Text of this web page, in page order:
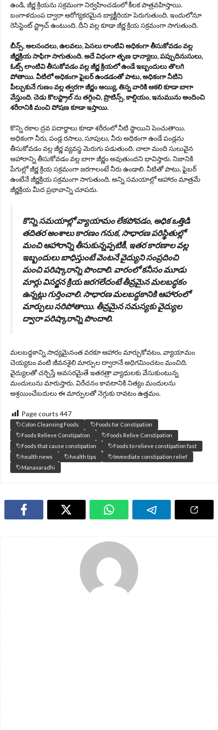
ఉండి, జీర్ణ క్రియను సక్రమంగా నిర్వహించడంలో కీలక పాత్రవహిస్తాయి.
బంగాళదుంప ద్వారా ఆరోగ్యకరమైన బ్యాక్టీరియా పెరుగుతుంది. ఇందులోనూ
రెసిస్టెంట్ స్ట్రాచ్ ఉంటుంది. దీని వల్ల కూడా జీర్ణ క్రియ సక్రమంగా సాగుతుంది.
బీన్స్, అలసందలు, ఉలవలు, పెసలు లాంటివి అధికంగా తీసుకోవడం వల్ల
జీర్ణక్రియ సాఫిగా సాగుతుంది. అదే విధంగా తృణ ధాన్యాలు, పప్పుదినుసులు,
ఓట్స్ లాంటివి తీసుకోవడం వల్ల జీర్ణ క్రియలో ఉండే ఇబ్బందులు తొలగి
పోతాయి. వీటిలో అధికంగా ఫైబర్ ఉండడంతో పాటు, అధికంగా నీటిని
పీల్చుకునే గుణం వల్ల త్వరగా జీర్ణం అయ్యి, తిన్న వారికి ఆకలి కూడా బాగా
వేస్తుంది. చెడు కొలస్ట్రాల్ ను తగ్గించి, ప్రొటిన్స్, కాల్షియం, ఇనుమును అందించి
శరీరానికి మంచి పోషణ కూడా ఇస్తాయి.
కొన్ని రకాల ద్రవ పదార్థాలు కూడా శరీరంలో నీటి స్థాయిని పెంచుతాయి.
అధికంగా నీరు, పండ్ల రసాలు, సూపులు, నీరు అధికంగా ఉండే పండ్లను
తీసుకోవడం వల్ల జీర్ణ వ్యవస్థ మెరుగు పడుతుంది. చాలా మంది సులువైన
ఆహారాన్ని తీసుకోవడం వల్ల బాగా జీర్ణం అవుతుందని భావిస్తారు. నిజానికి
పేగుల్లో జీర్ణ క్రియ సక్రమంగా జరగాలంటే నీరు ఉండాలి. నీటితో పాటు, ఫైబర్
ఉంటేనే జీర్ణక్రియ సక్రమంగా సాగుతుంది. అన్ని సమయాల్లో ఆహారం మాత్రమే
జీర్ణక్రియ మీద ప్రభావాన్ని చూపదు.
కొన్ని సమయాల్లో వ్యాయామం లేకపోవడం, అధిక ఒత్తిడి
తదితర అంశాలు కారణం గనుక, సాధారణ పరిస్థితుల్లో
మంచి ఆహారాన్ని తీసుకున్నప్పటికీ, ఇతర కారణాల వల్ల
ఇబ్బందులు బాధిస్తుంటే వెంటనే వైద్యుని సంప్రదించి
మంచి పరిష్కారాన్ని పొందాలి. వారంలో కనీసం మూడు
మార్లు విసర్జన క్రియ జరగలేదంటే తీవ్రమైన మలబద్ధకం
ఉన్నట్లు గుర్తించాలి. సాధారణ మలబద్ధకానికి ఆహారంలో
మార్పులు సరిపోతాయి. తీవ్రమైన సమస్యకు వైద్యుల
ద్వారా పరిష్కారాన్ని పొందాలి.
మలబద్ధకాన్ని సాధ్యమైనంత వరకూ ఆహారం మార్చుకోవటం, వ్యాయామం
చెయ్యటం వంటి జీవనశైలి మార్పుల ద్వారానే అధిగమించటం మంచిది.
వైద్యులతో చర్చిస్తే అవసరమైతే ఇతరత్రా వ్యాధులకు వేసుకుంటున్న
మందులును మారుస్తారు. విరేచనం కావటానికి నిత్యం మందులను
ఆశ్రయించేబదులు ఈ మార్పులతో నెగ్గుకు రావటం ఉత్తమం.
Page courts 447
Colon Cleansing Foods
Foods for Constipation
Foods Relieve Constipation
Foods Relive Constipation
Foods that cause constipation
Foods to relieve constipation fast
health news
health tips
Immediate constipation relief
Manavaradhi